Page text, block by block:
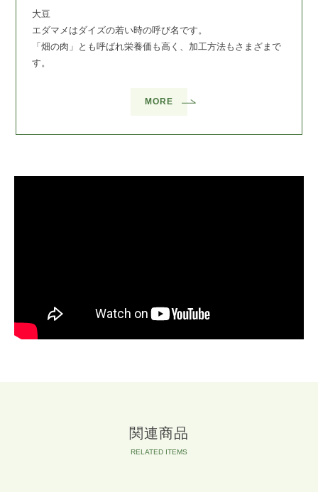
大豆
エダマメはダイズの若い時の呼び名です。
「畑の肉」とも呼ばれ栄養価も高く、加工方法もさまざまで
す。
MORE
関連商品